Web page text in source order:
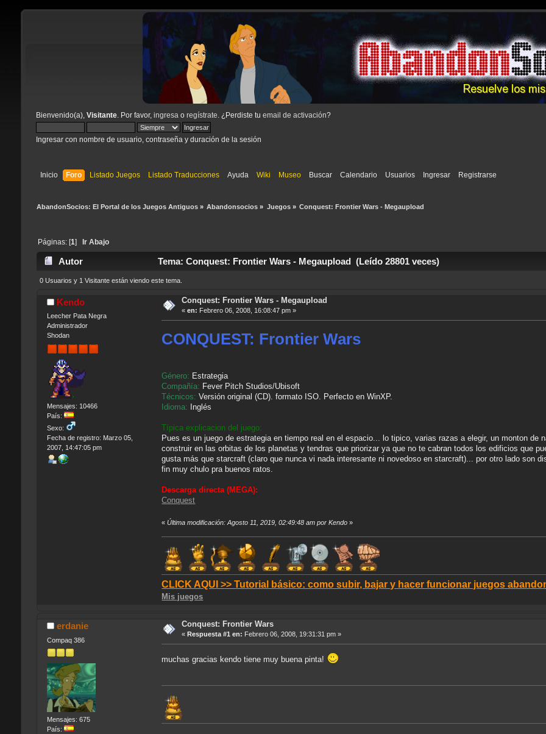
Bienvenido(a), Visitante. Por favor, ingresa o regístrate . ¿Perdiste tu email de activación?
Ingresar con nombre de usuario, contraseña y duración de la sesión
Inicio Foro Listado Juegos Listado Traducciones Ayuda Wiki Museo Buscar Calendario Usuarios Ingresar Registrarse
AbandonSocios: El Portal de los Juegos Antiguos» Abandonsocios » Juegos» Conquest: Frontier Wars - Megaupload
Páginas: [ 1 Ir Abajo
Autor Tema: Conquest: Frontier Wars - Megaupload (Leído 28801 veces)
0 Usuarios y 1 Visitante están viendo este tema.
Kendo
Leecher Pata Negra
Administrador
Shodan
Mensajes: 10466
País:
Sexo:
Fecha de registro: Marzo 05,
2007, 14:47:05 pm
Conquest: Frontier Wars - Megaupload
« en: Febrero 06, 2008, 16:08:47 pm »
CONQUEST: Frontier Wars
Género: Estrategia
Compañía: Fever Pitch Studios/Ubisoft
Técnicos: Versión original (CD). formato ISO. Perfecto en WinXP.
Idioma: Inglés
Típica explicacion del juego:
Pues es un juego de estrategia en tiempo real en el espacio... lo tipico, varias razas a elegir, un monton de
construir en las orbitas de los planetas y tendras que priorizar ya que no te cabran todos los edificios que
gusta más que starcraft (claro que nunca vi nada interesante ni novedoso en starcraft)... por otro lado son
fin muy chulo pra buenos ratos.
Descarga directa (MEGA):
Conquest
«Última modificación: Agosto 11, 2019, 02:49:48 am por Kendo »
CLICK AQUI >> Tutorial básico: como subir, bajar y hacer funcionar juegos
Mis juegos
erdanie
Compaq 386
Mensajes: 675
País:
Conquest: Frontier Wars
« Respuesta #1 en: Febrero 06, 2008, 19:31:31 pm »
muchas gracias kendo tiene muy buena pinta!